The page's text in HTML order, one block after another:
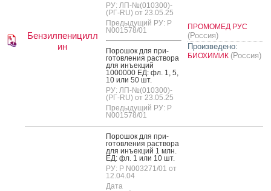
Бензилпеницилл
ин
РУ: ЛП-№(010300)-
(РГ-RU) от 23.05.25
Предыдущий РУ: Р
N001578/01
По­рошок для при­
готов­ле­ния рас­тво­ра
для инъ­ек­ций
1000000 ЕД: фл. 1, 5,
10 или 50 шт.
РУ: ЛП-№(010300)-
(РГ-RU) от 23.05.25
Предыдущий РУ: Р
N001578/01
ПРОМОМЕД РУС
(Россия)
Произведено:
БИОХИМИК (Россия)
По­рошок для при­
готов­ле­ния рас­тво­ра
для инъ­ек­ций 1 млн.
ЕД: фл. 1 или 10 шт.
РУ: Р N003271/01 от
12.04.04
Дата